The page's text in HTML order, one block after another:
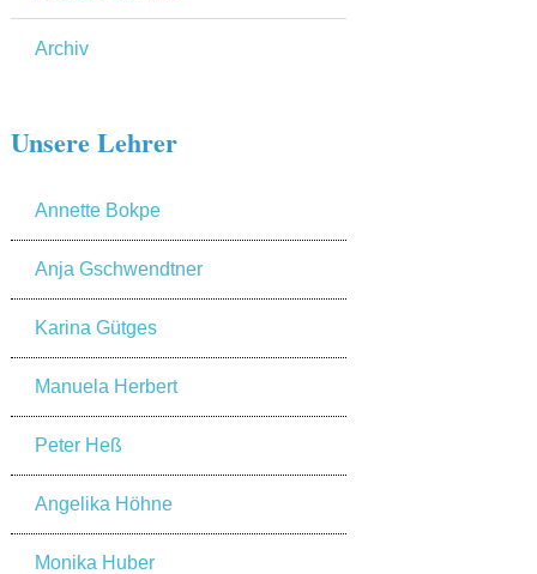
Archiv
Unsere Lehrer
Annette Bokpe
Anja Gschwendtner
Karina Gütges
Manuela Herbert
Peter Heß
Angelika Höhne
Monika Huber